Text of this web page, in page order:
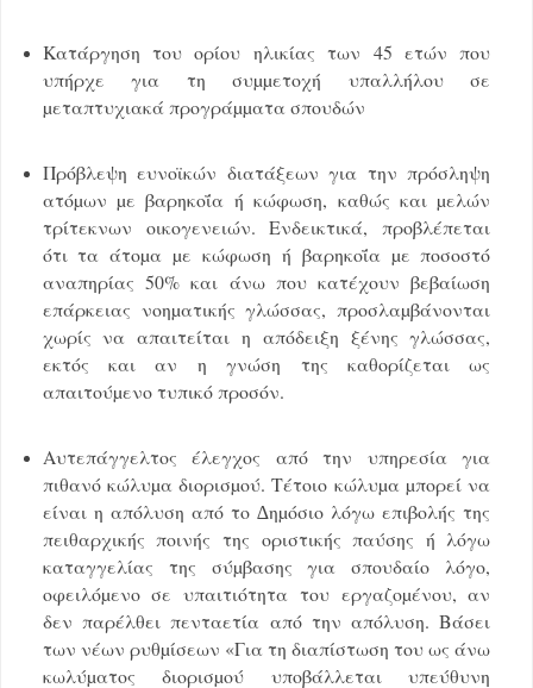
Κατάργηση του ορίου ηλικίας των 45 ετών που
υπήρχε για τη συµµετοχή υπαλλήλου σε
µεταπτυχιακά προγράµµατα σπουδών
Πρόβλεψη ευνοϊκών διατάξεων για την πρόσληψη
ατόµων µε βαρηκοΐα ή κώφωση, καθώς και µελών
τρίτεκνων οικογενειών. Ενδεικτικά, προβλέπεται
ότι τα άτοµα µε κώφωση ή βαρηκοΐα µε ποσοστό
αναπηρίας 50% και άνω που κατέχουν βεβαίωση
επάρκειας νοηµατικής γλώσσας, προσλαµβάνονται
χωρίς να απαιτείται η απόδειξη ξένης γλώσσας,
εκτός και αν η γνώση της καθορίζεται ως
απαιτούµενο τυπικό προσόν.
Αυτεπάγγελτος έλεγχος από την υπηρεσία για
πιθανό κώλυµα διορισµού. Τέτοιο κώλυµα µπορεί να
είναι η απόλυση από το ∆ηµόσιο λόγω επιβολής της
πειθαρχικής ποινής της οριστικής παύσης ή λόγω
καταγγελίας της σύµβασης για σπουδαίο λόγο,
οφειλόµενο σε υπαιτιότητα του εργαζοµένου, αν
δεν παρέλθει πενταετία από την απόλυση. Βάσει
των νέων ρυθµίσεων «Για τη διαπίστωση του ως άνω
κωλύµατος διορισµού υποβάλλεται υπεύθυνη